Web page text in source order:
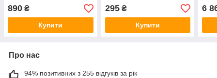
546182198R
890 ₴
Купити
295₴
Купити
6
Про нас
94% позитивних з 255 відгуків за рік